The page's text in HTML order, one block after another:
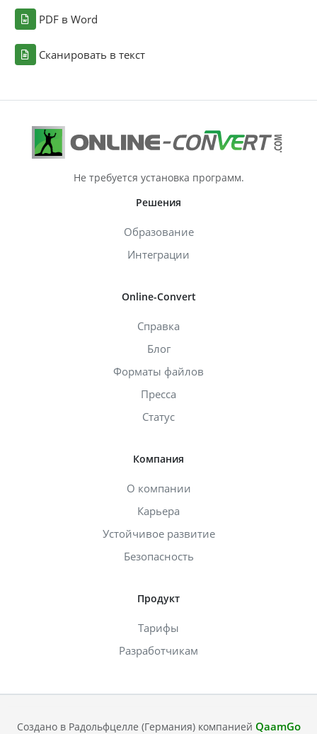
PDF в Word
Сканировать в текст
Не требуется установка программ.
Решения
Образование
Интеграции
Online-Convert
Справка
Блог
Форматы файлов
Пресса
Статус
Компания
О компании
Карьера
Устойчивое развитие
Безопасность
Продукт
Тарифы
Разработчикам
Создано в Радольфцелле (Германия) компанией QaamGo